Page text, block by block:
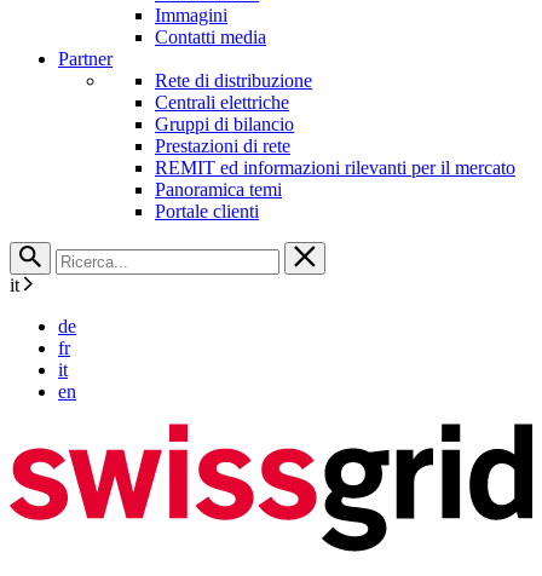
Immagini
Contatti media
Partner
Rete di distribuzione
Centrali elettriche
Gruppi di bilancio
Prestazioni di rete
REMIT ed informazioni rilevanti per il mercato
Panoramica temi
Portale clienti
it
de
fr
it
en